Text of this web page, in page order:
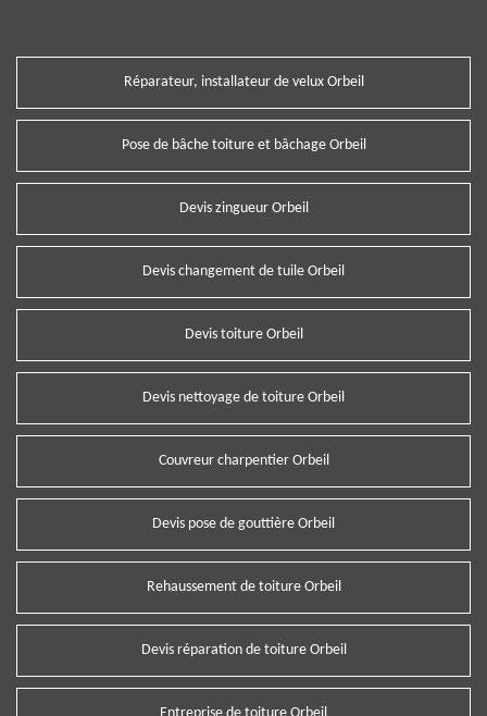
Réparateur, installateur de velux Orbeil
Pose de bâche toiture et bâchage Orbeil
Devis zingueur Orbeil
Devis changement de tuile Orbeil
Devis toiture Orbeil
Devis nettoyage de toiture Orbeil
Couvreur charpentier Orbeil
Devis pose de gouttière Orbeil
Rehaussement de toiture Orbeil
Devis réparation de toiture Orbeil